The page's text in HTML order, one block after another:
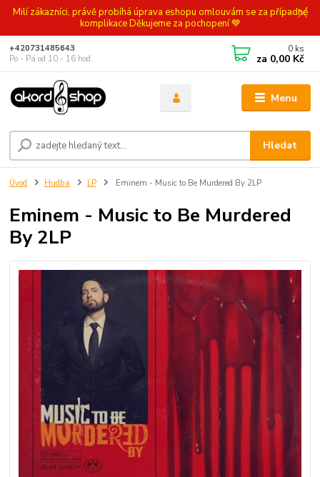
Milí zákazníci, právě probíhá úprava eshopu omlouvám se za případné
komplikace Děkujeme za pochopení 💙
Menu
Hledat
+420731485643
Po - Pá od 10 - 16 hod.
0 ks
za 0,00 Kč
Úvod Hudba LP Eminem - Music to Be Murdered By 2LP
Eminem - Music to Be Murdered
By 2LP